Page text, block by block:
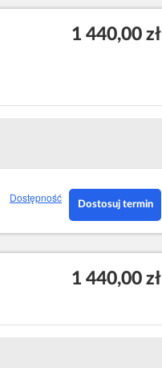
1 440,00 zł
Dostępność
Dostosuj termin
1 440,00 zł